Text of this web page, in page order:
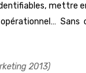
mettre
Sans
2013)